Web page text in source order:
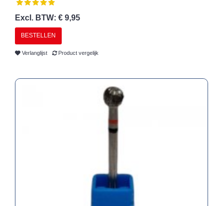
Excl. BTW: € 9,95
BESTELLEN
Verlanglijst Product vergelijk